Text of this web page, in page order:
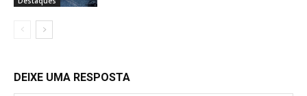
DEIXE UMA RESPOSTA